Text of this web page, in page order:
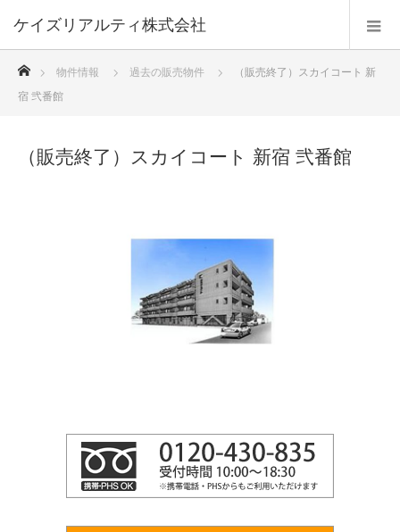
ケイズリアルティ株式会社
ホーム
物件情報 過去の販売物件
（販売終了）スカイコート 新
宿 弐番館
（販売終了）スカイコート 新宿 弐番館